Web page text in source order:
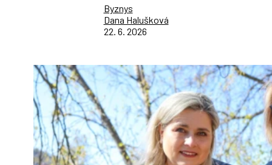
Byznys
Dana Halušková
22. 6. 2026